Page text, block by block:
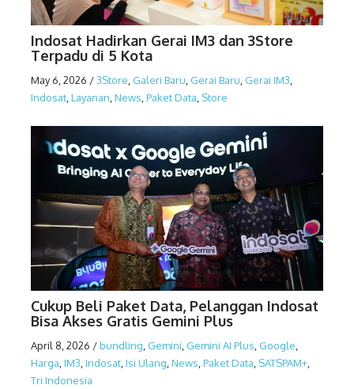
Indosat Hadirkan Gerai IM3 dan 3Store
Terpadu di 5 Kota
May 6, 2026 /3Store Galeri Baru Gerai Baru Gerai IM3
Indosat Layanan News Paket Data Store
Cukup Beli Paket Data, Pelanggan Indosat
Bisa Akses Gratis Gemini Plus
April 8, 2026 /bundling Gemini Gemini AI Plus Google
Harga IM3 Indosat Isi Ulang News Paket Data SATSPAM+
Tri Indonesia